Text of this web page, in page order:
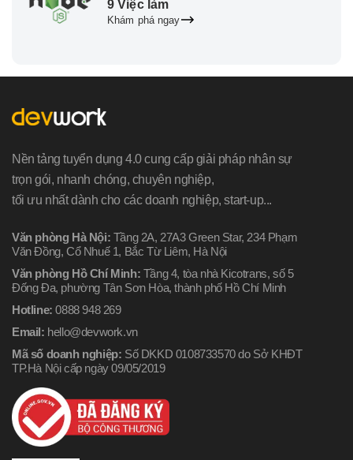
9 Việc làm
Khám phá ngay
Nền tảng tuyển dụng 4.0 cung cấp giải pháp nhân sự
trọn gói, nhanh chóng, chuyên nghiệp,
tối ưu nhất dành cho các doanh nghiệp, start-up...
Văn phòng Hà Nội: Tầng 2A, 27A3 Green Star, 234 Phạm
Văn Đồng, Cổ Nhuế 1, Bắc Từ Liêm, Hà Nội
Văn phòng Hồ Chí Minh: Tầng 4, tòa nhà Kicotrans, số 5
Đống Đa, phường Tân Sơn Hòa, thành phố Hồ Chí Minh
Hotline: 0888 948 269
Email: hello@devwork.vn
Mã số doanh nghiệp: Số DKKD 0108733570 do Sở KHĐT
TP.Hà Nội cấp ngày 09/05/2019